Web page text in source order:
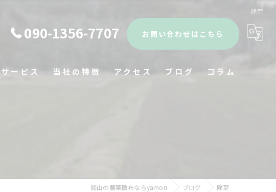
除草
090-1356-7707 お問い合わせはこちら
サービス 当社の特徴
農業サポート
アクセス ブログ コラム
岡山の農薬散布ならyamori ブログ 除草